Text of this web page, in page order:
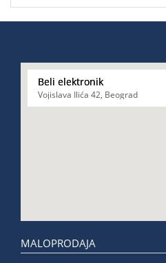
Beli elektronik
Vojislava Ilića 42, Beograd
MALOPRODAJA